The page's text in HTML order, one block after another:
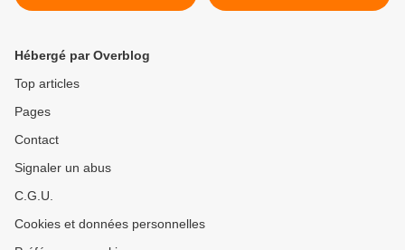
envie de leur piquer : >
Hébergé par Overblog
Top articles
Pages
Contact
Signaler un abus
C.G.U.
Cookies et données personnelles